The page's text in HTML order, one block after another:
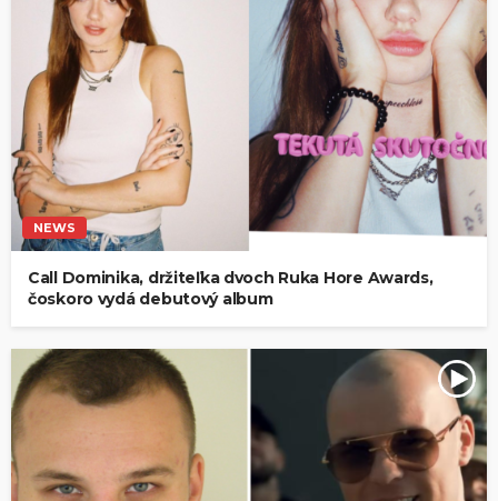
NEWS
Call Dominika, držiteľka dvoch Ruka Hore Awards,
čoskoro vydá debutový album